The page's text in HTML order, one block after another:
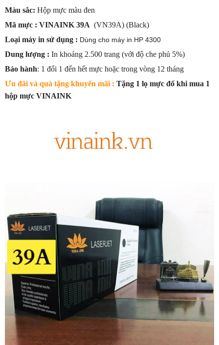
Màu sắc: Hộp mực màu đen
Mã mực : VINAINK 39A (VN39A) (Black)
Loại máy in sử dụng : Dùng cho máy in HP 4300
Dung lượng : In khoảng 2.500 trang (với độ che phủ 5%)
Bảo hành: 1 đổi 1 đến hết mực hoặc trong vòng 12 tháng
Ưu đãi và quà tặng khuyến mãi : Tặng 1 lọ mực đổ khi mua 1
hộp mực VINAINK